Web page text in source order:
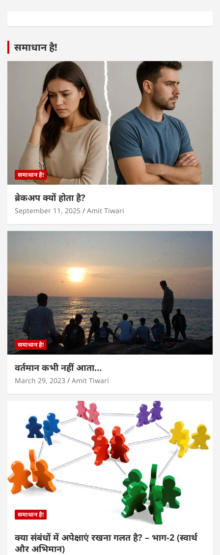
समाधान है!
समाधान है!
ब्रेकअप क्यों होता है?
September 11, 2025 Amit Tiwari
समाधान है!
वर्तमान कभी नहीं आता…
March 29, 2023 Amit Tiwari
समाधान है!
क्या संबंधों में अपेक्षाएं रखना गलत है? – भाग-2 (स्वार्थ
और अभिमान)